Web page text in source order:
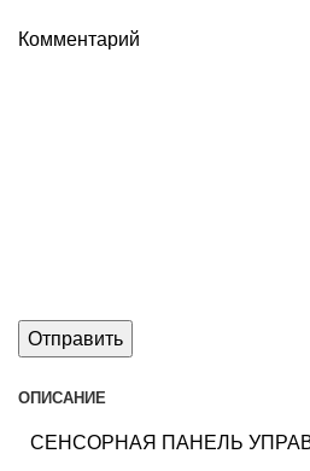
Комментарий
ОПИСАНИЕ
СЕНСОРНАЯ ПАНЕЛЬ